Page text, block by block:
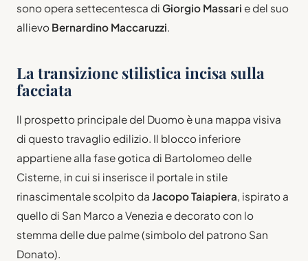
sono opera settecentesca di Giorgio Massari e del suo
allievo Bernardino Maccaruzzi.
La transizione stilistica incisa sulla
facciata
Il prospetto principale del Duomo è una mappa visiva
di questo travaglio edilizio. Il blocco inferiore
appartiene alla fase gotica di Bartolomeo delle
Cisterne, in cui si inserisce il portale in stile
rinascimentale scolpito da Jacopo Taiapiera, ispirato a
quello di San Marco a Venezia e decorato con lo
stemma delle due palme (simbolo del patrono San
Donato).